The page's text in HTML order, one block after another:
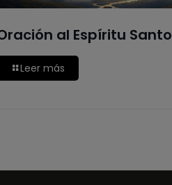
al Espíritu Santo
Leer más